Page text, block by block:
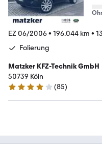
EZ 06/2006• 196.044 km •
Folierung
Matzker KFZ-Technik GmbH
50739 Köln
4.2 Sterne
(85)